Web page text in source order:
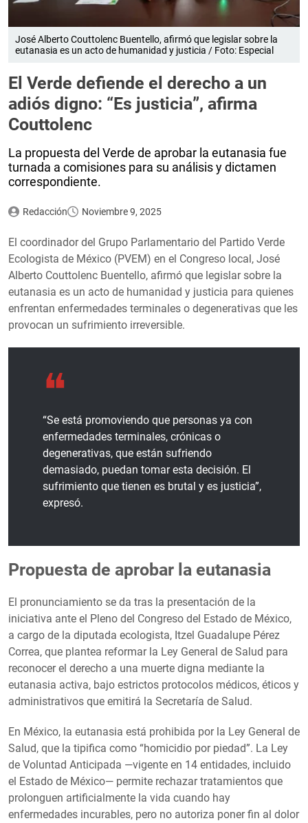
José Alberto Couttolenc Buentello, afirmó que legislar sobre la
eutanasia es un acto de humanidad y justicia / Foto: Especial
El Verde defiende el derecho a un
adiós digno: “Es justicia”, afirma
Couttolenc
La propuesta del Verde de aprobar la eutanasia fue
turnada a comisiones para su análisis y dictamen
correspondiente.
Redacción Noviembre 9, 2025
El coordinador del Grupo Parlamentario del Partido Verde
Ecologista de México (PVEM) en el Congreso local, José
Alberto Couttolenc Buentello, afirmó que legislar sobre la
eutanasia es un acto de humanidad y justicia para quienes
enfrentan enfermedades terminales o degenerativas que les
provocan un sufrimiento irreversible.
“Se está promoviendo que personas ya con
enfermedades terminales, crónicas o
degenerativas, que están sufriendo
demasiado, puedan tomar esta decisión. El
sufrimiento que tienen es brutal y es justicia”,
expresó.
Propuesta de aprobar la eutanasia
El pronunciamiento se da tras la presentación de la
iniciativa ante el Pleno del Congreso del Estado de México,
a cargo de la diputada ecologista, Itzel Guadalupe Pérez
Correa, que plantea reformar la Ley General de Salud para
reconocer el derecho a una muerte digna mediante la
eutanasia activa, bajo estrictos protocolos médicos, éticos y
administrativos que emitirá la Secretaría de Salud.
En México, la eutanasia está prohibida por la Ley General de
Salud, que la tipifica como “homicidio por piedad”. La Ley
de Voluntad Anticipada —vigente en 14 entidades, incluido
el Estado de México— permite rechazar tratamientos que
prolonguen artificialmente la vida cuando hay
enfermedades incurables, pero no autoriza poner fin al dolor